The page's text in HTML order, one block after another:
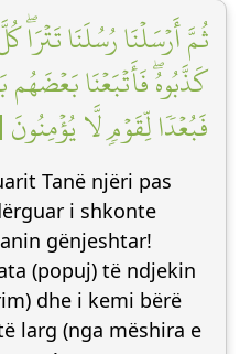
ثُمَّ أَرۡسَلۡنَا رُسُلَنَا تَتۡرَاۖ
كَذَّبُوهُۖ فَأَتۡبَعۡنَا
فَبُعۡدٗا لِّقَوۡمٖ لَّا يُؤۡمِنُونَ
Tanë njëri pas
i shkonte
gënjeshtar!
(popuj) të ndjekin
dhe i kemi bërë
larg (nga mëshira e